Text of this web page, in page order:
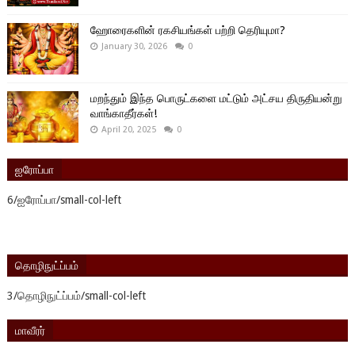
ஹோரைகளின் ரகசியங்கள் பற்றி தெரியுமா?
January 30, 2026 0
மறந்தும் இந்த பொருட்களை மட்டும் அட்சய திருதியன்று
வாங்காதீர்கள்!
April 20, 2025 0
ஐரோப்பா
6/ஐரோப்பா/small-col-left
தொழிநுட்ப்பம்
3/தொழிநுட்ப்பம்/small-col-left
மாவீரர்